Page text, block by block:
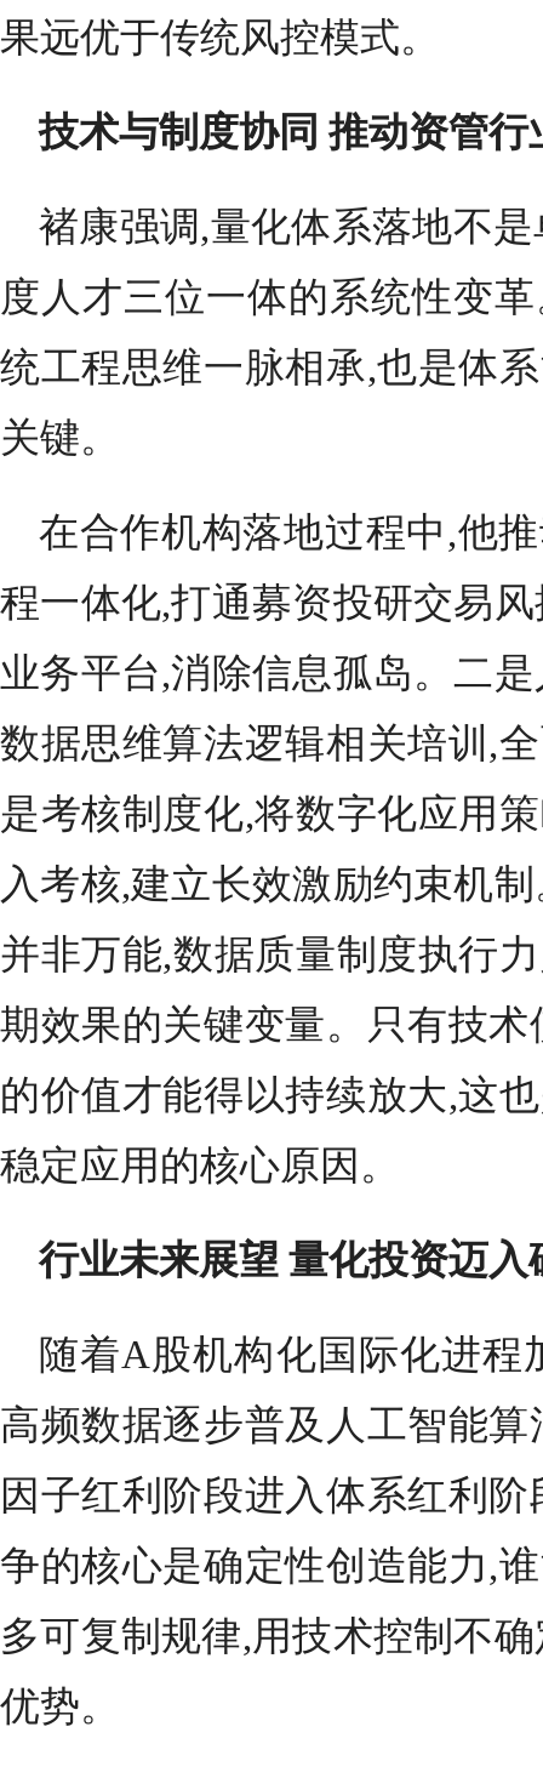
果远优于传统风控模式。
技术与制度协同 推动资管
褚康强调,量化体系落地不
度人才三位一体的系统性变
统工程思维一脉相承,也是体
关键。
在合作机构落地过程中,他
程一体化,打通募资投研交易
业务平台,消除信息孤岛。二
数据思维算法逻辑相关培训,
是考核制度化,将数字化应用
入考核,建立长效激励约束机
并非万能,数据质量制度执行
期效果的关键变量。只有技
的价值才能得以持续放大,这
稳定应用的核心原因。
行业未来展望 量化投资迈入
随着A股机构化国际化进程
高频数据逐步普及人工智能
因子红利阶段进入体系红利
争的核心是确定性创造能力,
多可复制规律,用技术控制不
优势。